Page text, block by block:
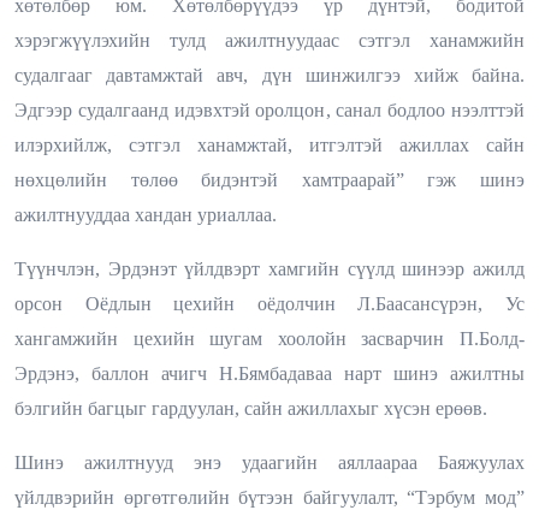
хөтөлбөр юм. Хөтөлбөрүүдээ үр дүнтэй, бодитой
хэрэгжүүлэхийн тулд ажилтнуудаас сэтгэл ханамжийн
судалгааг давтамжтай авч, дүн шинжилгээ хийж байна.
Эдгээр судалгаанд идэвхтэй оролцон, санал бодлоо нээлттэй
илэрхийлж, сэтгэл ханамжтай, итгэлтэй ажиллах сайн
нөхцөлийн төлөө бидэнтэй хамтраарай” гэж шинэ
ажилтнууддаа хандан уриаллаа.
Түүнчлэн, Эрдэнэт үйлдвэрт хамгийн сүүлд шинээр ажилд
орсон Оёдлын цехийн оёдолчин Л.Баасансүрэн, Ус
хангамжийн цехийн шугам хоолойн засварчин П.Болд-
Эрдэнэ, баллон ачигч Н.Бямбадаваа нарт шинэ ажилтны
бэлгийн багцыг гардуулан, сайн ажиллахыг хүсэн ерөөв.
Шинэ ажилтнууд энэ удаагийн аяллаараа Баяжуулах
үйлдвэрийн өргөтгөлийн бүтээн байгуулалт, “Тэрбум мод”